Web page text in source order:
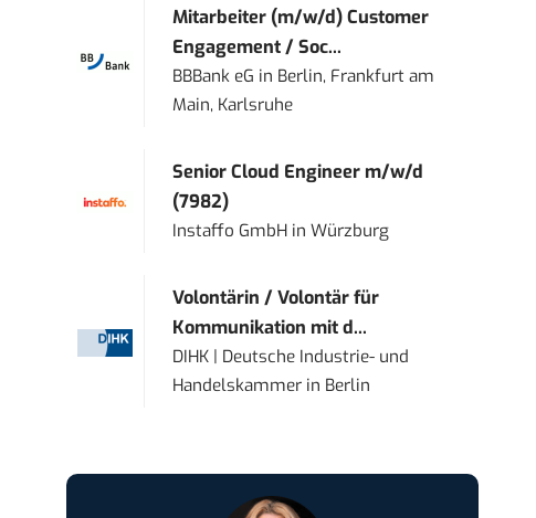
Mitarbeiter (m/w/d) Customer
Engagement / Soc...
BBBank eG in Berlin, Frankfurt am
Main, Karlsruhe
Senior Cloud Engineer m/w/d
(7982)
Instaffo GmbH inWürzburg
Volontärin / Volontär für
Kommunikation mit d...
DIHK | Deutsche Industrie- und
Handelskammer in Berlin